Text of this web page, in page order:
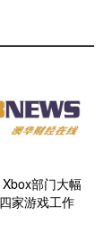
部门大幅
家游戏工作